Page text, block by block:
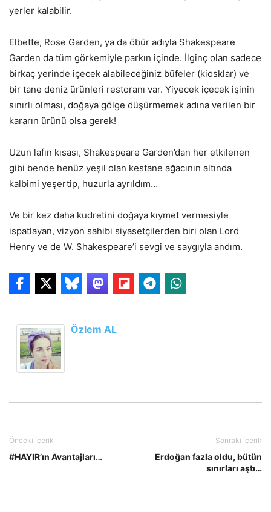
yerler kalabilir.
Elbette, Rose Garden, ya da öbür adıyla Shakespeare
Garden da tüm görkemiyle parkın içinde. İlginç olan sadece
birkaç yerinde içecek alabileceğiniz büfeler (kiosklar) ve
bir tane deniz ürünleri restoranı var. Yiyecek içecek işinin
sınırlı olması, doğaya gölge düşürmemek adına verilen bir
kararın ürünü olsa gerek!
Uzun lafın kısası, Shakespeare Garden’dan her etkilenen
gibi bende henüz yeşil olan kestane ağacının altında
kalbimi yeşertip, huzurla ayrıldım…
Ve bir kez daha kudretini doğaya kıymet vermesiyle
ispatlayan, vizyon sahibi siyasetçilerden biri olan Lord
Henry ve de W. Shakespeare’i sevgi ve saygıyla andım.
Özlem AL
Önceki İçerik
#HAYIR’ın Avantajları…
Sonraki İçerik
Erdoğan fazla oldu, bütün
sınırları aştı…